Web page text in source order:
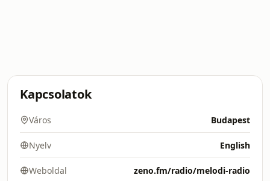
Kapcsolatok
Város Budapest
Nyelv English
Weboldal zeno.fm/radio/melodi-radio